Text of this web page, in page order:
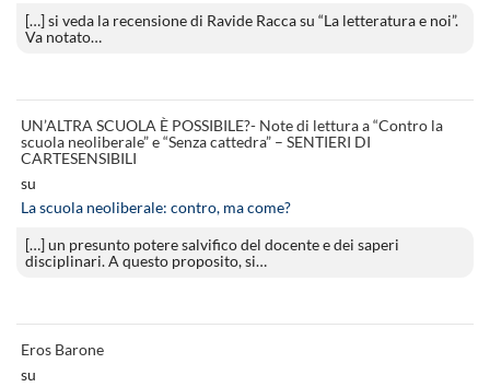
[…] si veda la recensione di Ravide Racca su “La letteratura e noi”.
Va notato…
UN’ALTRA SCUOLA È POSSIBILE?- Note di lettura a “Contro la
scuola neoliberale” e “Senza cattedra” – SENTIERI DI
CARTESENSIBILI
su
La scuola neoliberale: contro, ma come?
[…] un presunto potere salvifico del docente e dei saperi
disciplinari. A questo proposito, si…
Eros Barone
su